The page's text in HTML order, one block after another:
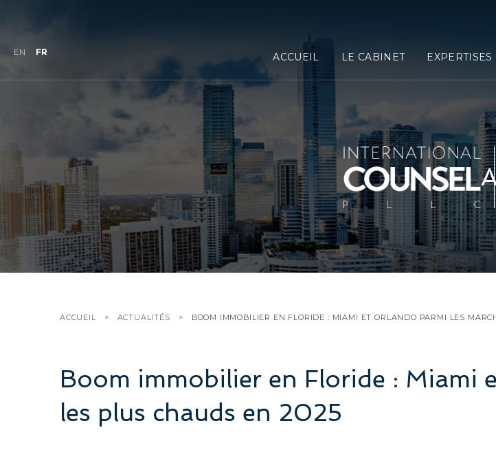
EN FR ACCUEIL LE CABINET EXPERTISES
ACCUEIL ACTUALITÉS BOOM IMMOBILIER EN FLORIDE : MIAMI ET ORLANDO PARMI LES
Boom immobilier en Floride : Miami
les plus chauds en 2025